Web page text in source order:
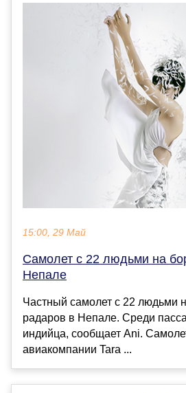
15:00, 29 Май
Самолет с 22 людьми на
Непале
Частный самолет с 22 людьми
радаров в Непале. Среди
индийца, сообщает Ani.
авиакомпании Tara ...